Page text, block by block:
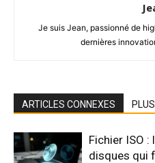
Je suis Jean, passionné de
dernières
ARTICLES CONNEXES
Fichier ISO
disques qui